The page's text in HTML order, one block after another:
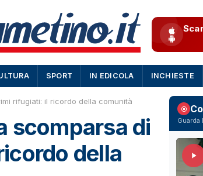
SPORT IN EDICOLA INCHIESTE
rifugiati: il ricordo della comunità
scomparsa di
della
Guarda